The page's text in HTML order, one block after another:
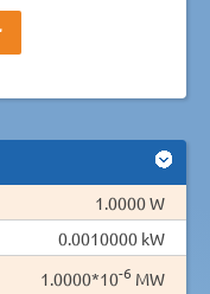
1.0000 W
0.0010000 kW
1.0000*10-6 MW